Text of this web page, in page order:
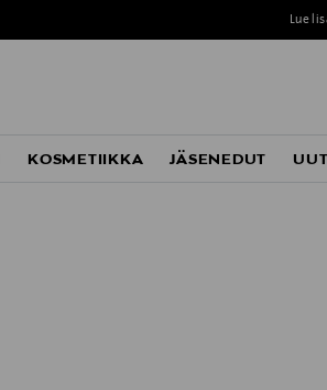
Lue
KOSMETIIKKA JÄSENEDUT